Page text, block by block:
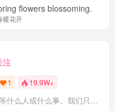
flowers blossoming.
暖花开
注
1 19.9W+
有时候，我们并不是在等什么人或什么事。我们只是在静待岁月改变自己